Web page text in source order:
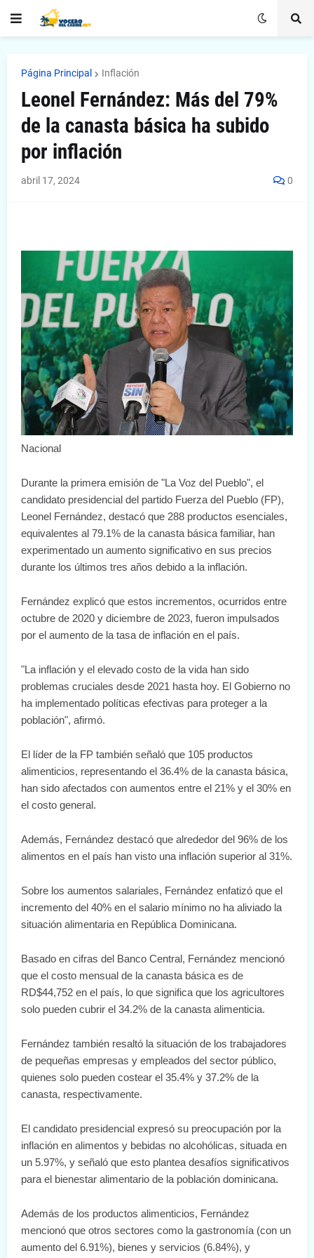
Página Principal Inflación
Leonel Fernández: Más del 79%
de la canasta básica ha subido
por inflación
abril 17, 2024 0
Nacional
Durante la primera emisión de "La Voz del Pueblo", el
candidato presidencial del partido Fuerza del Pueblo (FP),
Leonel Fernández, destacó que 288 productos esenciales,
equivalentes al 79.1% de la canasta básica familiar, han
experimentado un aumento significativo en sus precios
durante los últimos tres años debido a la inflación.
Fernández explicó que estos incrementos, ocurridos entre
octubre de 2020 y diciembre de 2023, fueron impulsados
por el aumento de la tasa de inflación en el país.
"La inflación y el elevado costo de la vida han sido
problemas cruciales desde 2021 hasta hoy. El Gobierno no
ha implementado políticas efectivas para proteger a la
población", afirmó.
El líder de la FP también señaló que 105 productos
alimenticios, representando el 36.4% de la canasta básica,
han sido afectados con aumentos entre el 21% y el 30% en
el costo general.
Además, Fernández destacó que alrededor del 96% de los
alimentos en el país han visto una inflación superior al 31%.
Sobre los aumentos salariales, Fernández enfatizó que el
incremento del 40% en el salario mínimo no ha aliviado la
situación alimentaria en República Dominicana.
Basado en cifras del Banco Central, Fernández mencionó
que el costo mensual de la canasta básica es de
RD$44,752 en el país, lo que significa que los agricultores
solo pueden cubrir el 34.2% de la canasta alimenticia.
Fernández también resaltó la situación de los trabajadores
de pequeñas empresas y empleados del sector público,
quienes solo pueden costear el 35.4% y 37.2% de la
canasta, respectivamente.
El candidato presidencial expresó su preocupación por la
inflación en alimentos y bebidas no alcohólicas, situada en
un 5.97%, y señaló que esto plantea desafíos significativos
para el bienestar alimentario de la población dominicana.
Además de los productos alimenticios, Fernández
mencionó que otros sectores como la gastronomía (con un
aumento del 6.91%), bienes y servicios (6.84%), y